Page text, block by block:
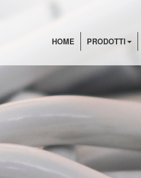
HOME PRODOTTI